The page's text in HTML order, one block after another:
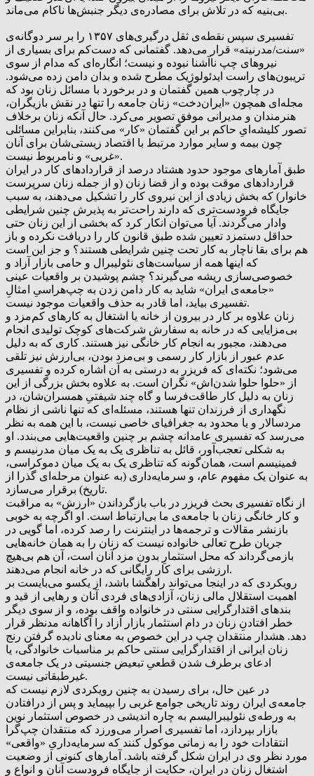
بی‌بنیه که در تلاش برای مصادره‌ی دیگر جنبش‌ها ناکام می‌ماند.
تفسیری سپس نقطه‌ی ثقل درگیری‌های ۱۳۵۷ را بر سر دوگانه‌ی
«سنت/مدرنیته» قرار می‌دهد. گفتمانی که دست‌کم برای بسیاری از
نیروهای چپ‌ ناآشنا نبوده و نیست؛ انگاره‌ای که مدام از سوی
تریبون‌های راست ایدئولوژیک مطرح شده‌ و بدان دامن زده می‌شود.
در چارچوب همین گفتمان و در برخورد با مسائل زنان بود که
مجله‌ای همچون «ایران‌دخت» زنان جامعه را تنها در نقش بازیگران،
هنرمندان و مدیرانی موفق تصویر می‌کرد. حال آنکه زنان برخلاف
تصور کلیشه‌ایِ حاکم بر این گفتمان «کار» می‌کنند، بنابراین مسائلی
چون بیمه و سایر موارد مرتبط با اقتصاد زیستی‌شان برای آنان
«غربی» و نامربوط نیست.
طبق آمارهای موجود حدود هشتاد درصد از قراردادهای کار در ایران
قراردادهای موقت بوده و از قضا زنان (و از جمله زنان سرپرست
خانوار) که بخش زیادی از این نیروی کار را تشکیل می‌دهند، به سبب
جایگاه فرودست‌تری که دارند راحت‌تر به پذیرش چنین شرایطی
وادار می‌گردند. آیا می‌توان انکار کرد که بخشی از این زنان حتی
حداقل دستمزد تعیین شده طبق قانون کار را دریافت نکرده و باز
هم برای بقا ناچار به کار تحت چنین شرایطی هستند؟ و جز این است
که اینها همه از سیاست‌های نئولیبرال و حامی بازار آزاد و
خصوصی‌سازی ریشه می‌گیرند؟ چشم پوشیدن بر واقعیات عینی
«جامعه‌ی ایران» شاید به کار دامن زدن به چپ‌هراسیِ امثالِ
تفسیری‌ بیاید، اما قادر به حذف واقعیات موجود نیست.
زنان علاوه بر کار در بیرون از خانه یا اشتغال به کارهای کم‌مزد و
بی‌مزایایی که در خانه به سفارش شرکت‌های کوچک تولیدی انجام
می‌دهند، مجبور به انجام کار خانگی نیز هستند. کاری که به دلیل
عدم عبور از بازار کار رسمی و بی‌مزد بودن، بی‌ارزش نیز تلقی
می‌شود؛ نکته‌ای که فریزر به درستی به آن اشاره کرده و تفسیری
از «حلوا حلوا شدن‌اش» نگران است. به علاوه بخش بزرگی از این
زنان به دلیل کار طاقت‌فرسا و گاه چند شیفتیِ همسران‌شان، در
نگهداری از فرزندان تنها هستند، مسئله‌ای که تنها ناشی از نظام
مردسالار و یا محدود به جغرافیای خاصی نیست، با این همه به نظر
می‌رسد که تفسیری عامدانه چشم بر چنین واقعیت‌هایی می‌بندد. او
به شکلی تعجب‌آور، قائل به تناظری یک به یک میان مدرنیسم و
فمینیسم است، همان‌گونه که تناظری یک به یک میان دموکراسی،
به عنوان یک مفهوم عام، و سرمایه‌داری (به عنوان مرحله‌ای گذرا از
تاریخ) برقرار می‌سازد.
از نگاه تفسیری بحث‌ فریزر در باب بازگرداندن «ارزش» به مراقبت
و کار خانگی زنان با جامعه‌ی ما بی‌ارتباط است. او اگرچه به خوبی
بازنشر مقالات و ترجمه‌ها در اینترنت را رصد کرده، اما گویی در
جریان طرح تعالی خانواده نیست که زنان را به همان خانه‌هایی
بازمی‌گرداند که محل استثمارِ بدون مزد آنان است، آن هم بی‌هیچ
ارزشی برای کار رایگانی که در خانه انجام می‌دهند.
رویکردی که در اینجا می‌تواند راهگشا باشد، از یکسو می‌بایست بر
اهمیت استقلال مالی زنان، آزادی‌های فردی آنان و رهایی از قید و
بندهای اقتدارگرایی سنتی در خانواده واقف بوده، و از سوی دیگر
خطر افتادنِ زنان در دام استثمار بازار آزاد را آگاهانه مدنظر قرار
دهد. هشدار منتقدان چپ در این خصوص به معنای نادیده گرفتن رنج
زنان ایرانی از اقتدارگرایی سنتی حاکم بر مناسبات خانوادگی، یا
ادعای برطرف شدن قطعیِ تبعیض جنسیتی در یک جامعه‌ی
غیرطبقاتی نیست.
در عین حال، برای رسیدن به چنین رویکردی لازم نیست که
جامعه‌ی ایران روند تاریخی جوامع غربی را بپیماید و پس از درافتادن
به ورطه‌ی نئولیبرالیسم به چاره اندیشی در خصوص استثمار نوین
بازار بپردازد، اما تفسیری اصرار می‌ورزد که منتقدان چپ‌گرا
انتقادات خود را به زمانی موکول کنند که سرمایه‌داریِ «واقعی»
مورد نظر وی در ایران شکل گرفته باشد. آمارهای کنونی از وضعیت
اشتغال زنان در ایران، حکایت از جایگاه فرودست آنان و انواع و